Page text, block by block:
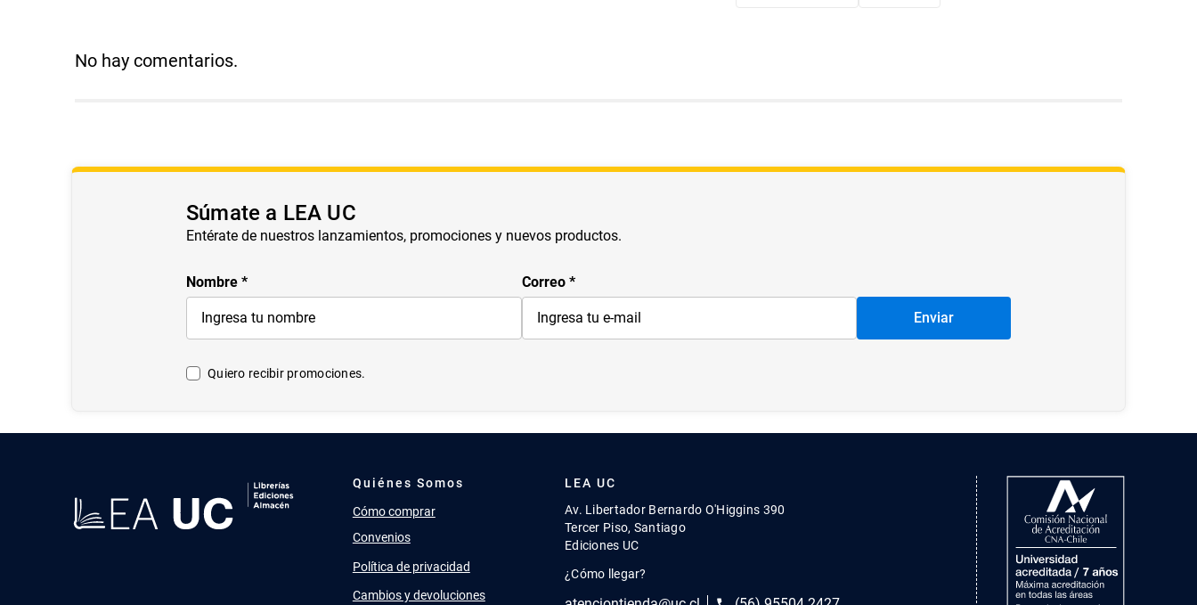
No hay comentarios.
Súmate a LEA UC
Entérate de nuestros lanzamientos, promociones y nuevos productos.
Nombre Correo
Enviar
Quiero recibir promociones.
Quiénes Somos
Cómo comprar
Convenios
Política de privacidad
Cambios y devoluciones
LEA UC
Av. Libertador Bernardo O'Higgins 390
Tercer Piso, Santiago
Ediciones UC
¿Cómo llegar?